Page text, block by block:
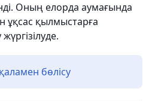
Оның елорда аумағында
ұқсас қылмыстарға
бөлісу